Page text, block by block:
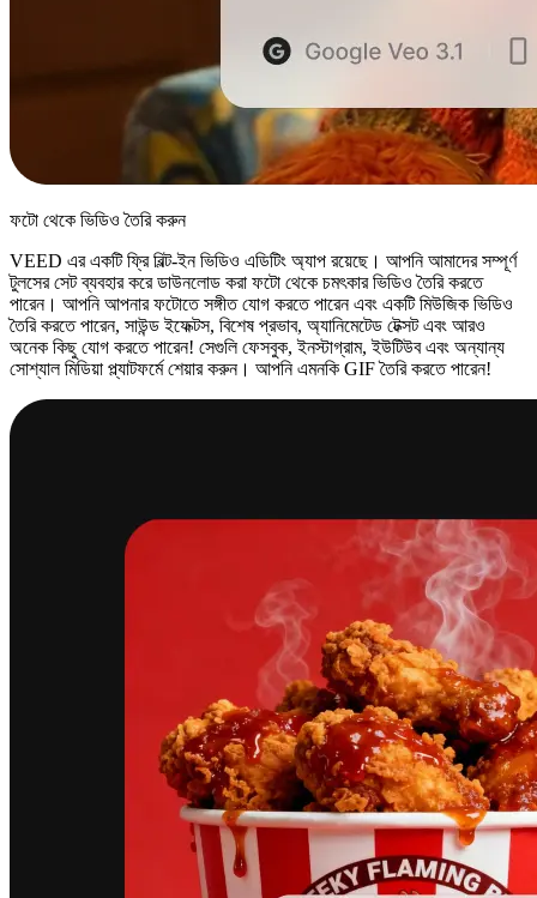
ফটো থেকে ভিডিও তৈরি করুন
VEED এর একটি ফ্রি বিল্ট-ইন ভিডিও এডিটিং অ্যাপ রয়েছে। আপনি আমাদের সম্পূর্ণ
টুলসের সেট ব্যবহার করে ডাউনলোড করা ফটো থেকে চমৎকার ভিডিও তৈরি করতে
পারেন। আপনি আপনার ফটোতে সঙ্গীত যোগ করতে পারেন এবং একটি মিউজিক ভিডিও
তৈরি করতে পারেন, সাউন্ড ইফেক্টস, বিশেষ প্রভাব, অ্যানিমেটেড টেক্সট এবং আরও
অনেক কিছু যোগ করতে পারেন! সেগুলি ফেসবুক, ইনস্টাগ্রাম, ইউটিউব এবং অন্যান্য
সোশ্যাল মিডিয়া প্ল্যাটফর্মে শেয়ার করুন। আপনি এমনকি GIF তৈরি করতে পারেন!